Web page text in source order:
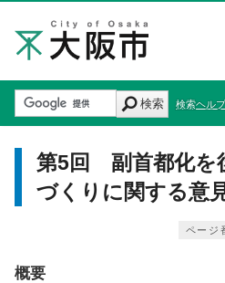
検索 検索ヘルプ
第5回 副首都化を
づくりに関する意
ページ
概要